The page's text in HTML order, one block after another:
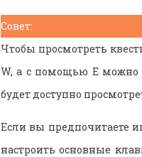
Совет:
Чтобы просмотреть
W, а с помощью E можно
будет доступно
Если вы предпочитаете
настроить основные